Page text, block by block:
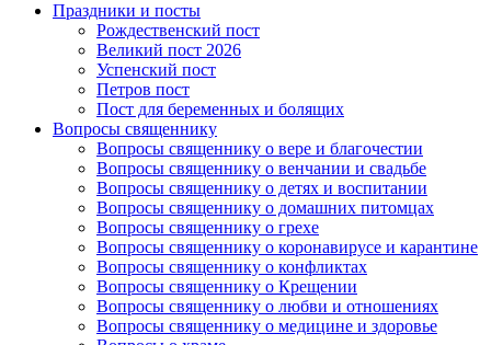
Праздники и посты
Рождественский пост
Великий пост 2026
Успенский пост
Петров пост
Пост для беременных и болящих
Вопросы священнику
Вопросы священнику о вере и благочестии
Вопросы священнику о венчании и свадьбе
Вопросы священнику о детях и воспитании
Вопросы священнику о домашних питомцах
Вопросы священнику о грехе
Вопросы священнику о коронавирусе и карантине
Вопросы священнику о конфликтах
Вопросы священнику о Крещении
Вопросы священнику о любви и отношениях
Вопросы священнику о медицине и здоровье